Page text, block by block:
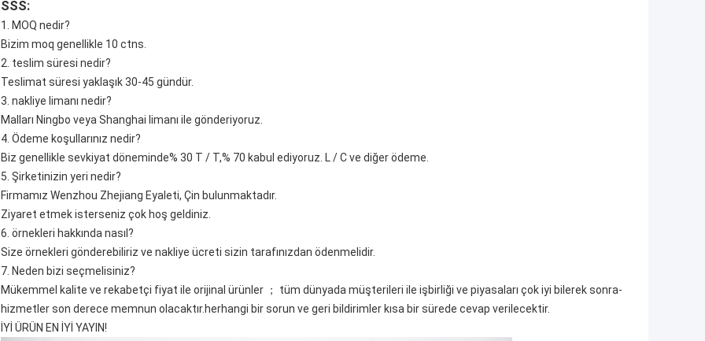
SSS:
1. MOQ nedir?
Bizim moq genellikle 10 ctns.
2. teslim süresi nedir?
Teslimat süresi yaklaşık 30-45 gündür.
3. nakliye limanı nedir?
Malları Ningbo veya Shanghai limanı ile gönderiyoruz.
4. Ödeme koşullarınız nedir?
Biz genellikle sevkiyat döneminde% 30 T / T,% 70 kabul ediyoruz. L / C ve diğer ödeme.
5. Şirketinizin yeri nedir?
Firmamız Wenzhou Zhejiang Eyaleti, Çin bulunmaktadır.
Ziyaret etmek isterseniz çok hoş geldiniz.
6. örnekleri hakkında nasıl?
Size örnekleri gönderebiliriz ve nakliye ücreti sizin tarafınızdan ödenmelidir.
7. Neden bizi seçmelisiniz?
Mükemmel kalite ve rekabetçi fiyat ile orijinal ürünler ； tüm dünyada müşterileri ile işbirliği ve piyasaları çok iyi bilerek sonra-
hizmetler son derece memnun olacaktır.herhangi bir sorun ve geri bildirimler kısa bir sürede cevap verilecektir.
İYİ ÜRÜN EN İYİ YAYIN!